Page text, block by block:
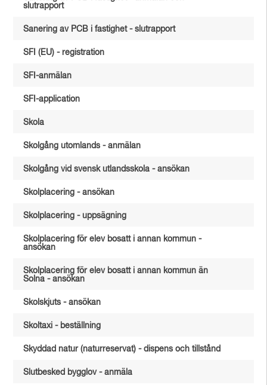
slutrapport
Sanering av PCB i fastighet - slutrapport
SFI (EU) - registration
SFI-anmälan
SFI-application
Skola
Skolgång utomlands - anmälan
Skolgång vid svensk utlandsskola - ansökan
Skolplacering - ansökan
Skolplacering - uppsägning
Skolplacering för elev bosatt i annan kommun -
ansökan
Skolplacering för elev bosatt i annan kommun än
Solna - ansökan
Skolskjuts - ansökan
Skoltaxi - beställning
Skyddad natur (naturreservat) - dispens och tillstånd
Slutbesked bygglov - anmäla